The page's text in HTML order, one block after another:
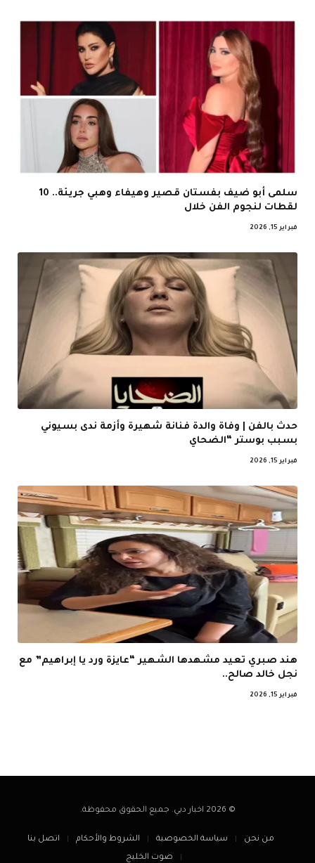
سلمى أبو ضيف بفستان قصير وهيفاء وهبي جريئة.. 10
لقطات لنجوم الفن خلال
فبراير 15, 2026
حدث بالفن | وفاة والدة فنانة شهيرة وأزمة ندى بسيوني
بسبب بوستر “الضحاي
فبراير 15, 2026
هند صبري تعيد مشهدها الشهير “عايزة ورد يا إبراهيم” مع
نجل خالد صالح..
فبراير 15, 2026
© 2026 اخبار دبي. جميع الحقوق محفوظة.
من نحن سياسة الخصوصية الشروط والأحكام
اتصل بنا
صوت الخليج